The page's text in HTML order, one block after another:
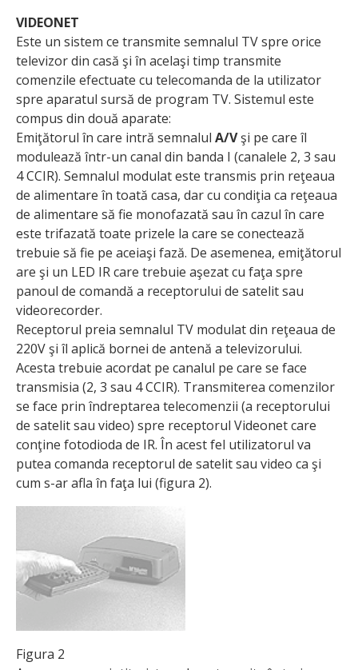
VIDEONET
Este un sistem ce transmite semnalul TV spre orice
televizor din casă şi în acelaşi timp transmite
comenzile efectuate cu telecomanda de la utilizator
spre aparatul sursă de program TV. Sistemul este
compus din două aparate:
Emiţătorul în care intră semnalul A/Vşi pe care îl
modulează într-un canal din banda I (canalele 2, 3 sau
4 CCIR). Semnalul modulat este transmis prin reţeaua
de alimentare în toată casa, dar cu condiţia ca reţeaua
de alimentare să fie monofazată sau în cazul în care
este trifazată toate prizele la care se conectează
trebuie să fie pe aceiaşi fază. De asemenea, emiţătorul
are şi un LED IR care trebuie aşezat cu faţa spre
panoul de comandă a receptorului de satelit sau
videorecorder.
Receptorul preia semnalul TV modulat din reţeaua de
220V şi îl aplică bornei de antenă a televizorului.
Acesta trebuie acordat pe canalul pe care se face
transmisia (2, 3 sau 4 CCIR). Transmiterea comenzilor
se face prin îndreptarea telecomenzii (a receptorului
de satelit sau video) spre receptorul Videonet care
conţine fotodioda de IR. În acest fel utilizatorul va
putea comanda receptorul de satelit sau video ca şi
cum s-ar afla în faţa lui (figura 2).
Figura 2